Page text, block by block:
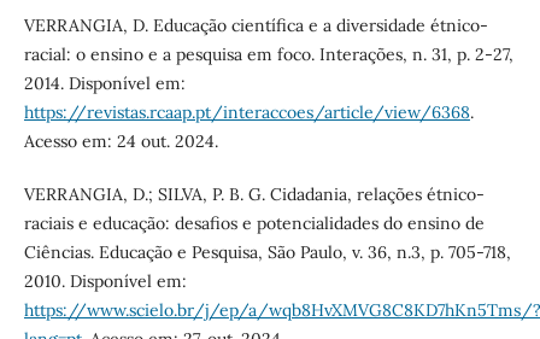
VERRANGIA, D. Educação científica e a diversidade étnico-
racial: o ensino e a pesquisa em foco. Interações, n. 31, p. 2-27,
2014. Disponível em:
https://revistas.rcaap.pt/interaccoes/article/view/6368.
Acesso em: 24 out. 2024.
VERRANGIA, D.; SILVA, P. B. G. Cidadania, relações étnico-
raciais e educação: desafios e potencialidades do ensino de
Ciências. Educação e Pesquisa, São Paulo, v. 36, n.3, p. 705-718,
2010. Disponível em:
https://www.scielo.br/j/ep/a/wqb8HvXMVG8C8KD7hKn5Tms/?